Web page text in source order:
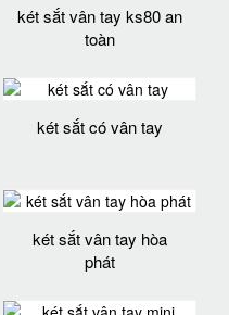
két sắt vân tay ks80 an
toàn
két sắt có vân tay
két sắt vân tay hòa
phát